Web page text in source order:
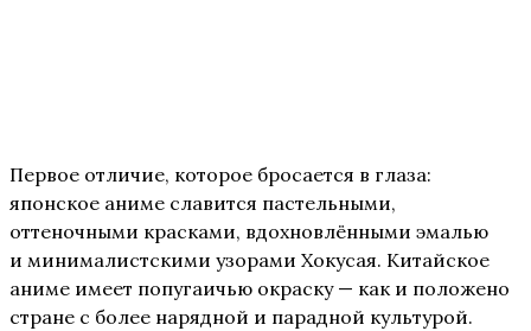
Первое отличие, которое бросается в глаза:
японское аниме славится пастельными,
оттеночными красками, вдохновлёнными эмалью
и минималистскими узорами Хокусая. Китайское
аниме имеет попугаичью окраску — как и положено
стране с более нарядной и парадной культурой.